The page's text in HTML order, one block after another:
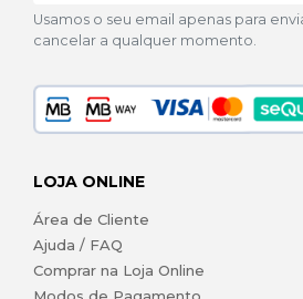
Usamos o seu email apenas para
cancelar a qualquer momento.
LOJA ONLINE
Área de Cliente
Ajuda / FAQ
Comprar na Loja Online